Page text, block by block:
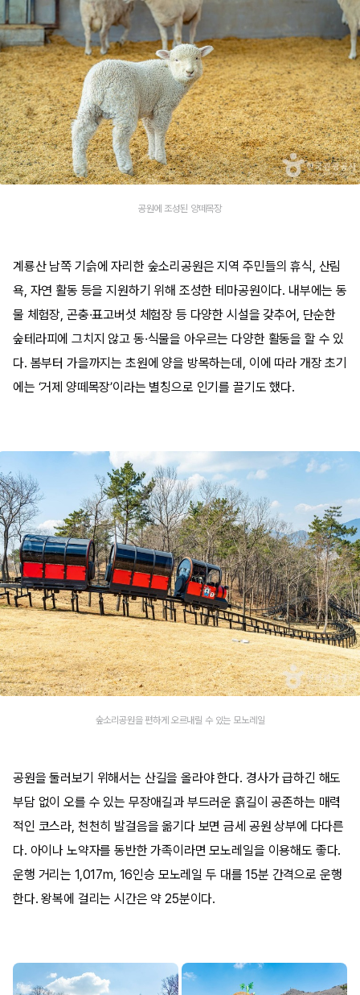
공원에 조성된 양떼목장
계룡산 남쪽 기슭에 자리한 숲소리공원은 지역 주민들의 휴식, 산림
욕, 자연 활동 등을 지원하기 위해 조성한 테마공원이다. 내부에는 동
물 체험장, 곤충·표고버섯 체험장 등 다양한 시설을 갖추어, 단순한
숲테라피에 그치지 않고 동·식물을 아우르는 다양한 활동을 할 수 있
다. 봄부터 가을까지는 초원에 양을 방목하는데, 이에 따라 개장 초기
에는 ‘거제 양떼목장’이라는 별칭으로 인기를 끌기도 했다.
숲소리공원을 편하게 오르내릴 수 있는 모노레일
공원을 둘러보기 위해서는 산길을 올라야 한다. 경사가 급하긴 해도
부담 없이 오를 수 있는 무장애길과 부드러운 흙길이 공존하는 매력
적인 코스라, 천천히 발걸음을 옮기다 보면 금세 공원 상부에 다다른
다. 아이나 노약자를 동반한 가족이라면 모노레일을 이용해도 좋다.
운행 거리는 1,017m, 16인승 모노레일 두 대를 15분 간격으로 운행
한다. 왕복에 걸리는 시간은 약 25분이다.